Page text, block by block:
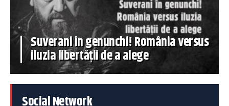
Suverani în genunchi! România versus
iluzia libertății de a alege
Social Network